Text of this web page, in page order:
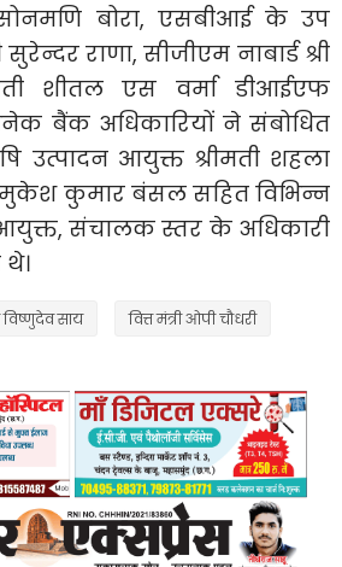
बोरा, एसबीआई के उप
राणा, सीजीएम नाबार्ड श्री
शीतल एस वर्मा डीआईएफ
बैंक अधिकारियों ने संबोधित
उत्पादन आयुक्त श्रीमती शहला
मुकेश कुमार बंसल सहित विभिन्न
संचालक स्तर के अधिकारी
विष्णुदेव साय वित्त मंत्री ओपी चौधरी